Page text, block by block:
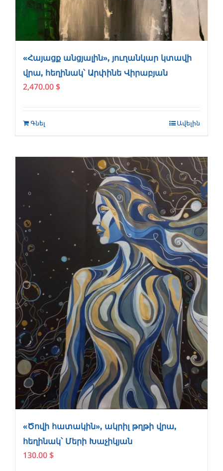
«Հայացք անցյալին», յուղանկար կտավի
վրա, հեղինակ՝ Արփինե Վիրաբյան
2,470.00 $
Գնել Ավելին
«Ծովի հատակին», ակրիլ թղթի վրա,
հեղինակ՝ Մերի Խաչիկյան
130.00 $